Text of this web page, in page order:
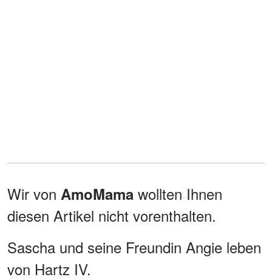
Wir von AmoMama wollten Ihnen
diesen Artikel nicht vorenthalten.
Sascha und seine Freundin Angie leben
von Hartz IV.